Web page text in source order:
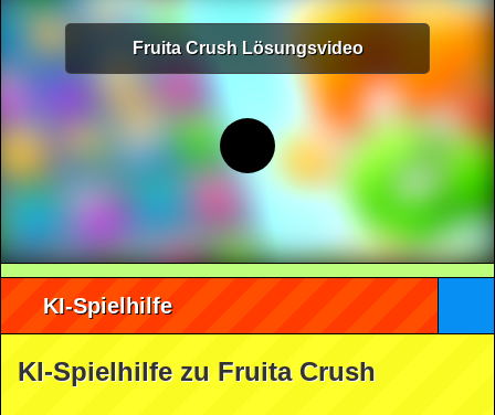
Fruita Crush Lösungsvideo
KI-Spielhilfe
KI-Spielhilfe zu Fruita Crush